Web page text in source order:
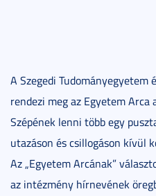
A Szegedi
rendezi meg az Egyetem Arca
Szépének lenni több egy
utazáson és csillogáson kívül
Az „Egyetem Arcának”
az intézmény hírnevének